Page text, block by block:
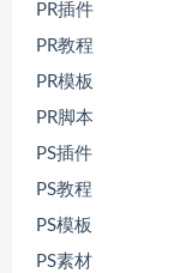
PR插件
PR教程
PR模板
PR脚本
PS插件
PS教程
PS模板
PS素材